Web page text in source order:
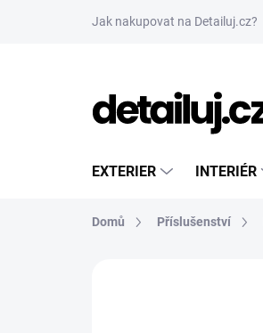
Jak nakupovat na Detailuj.cz?
EXTERIER INTERIÉR
Domů Příslušenství